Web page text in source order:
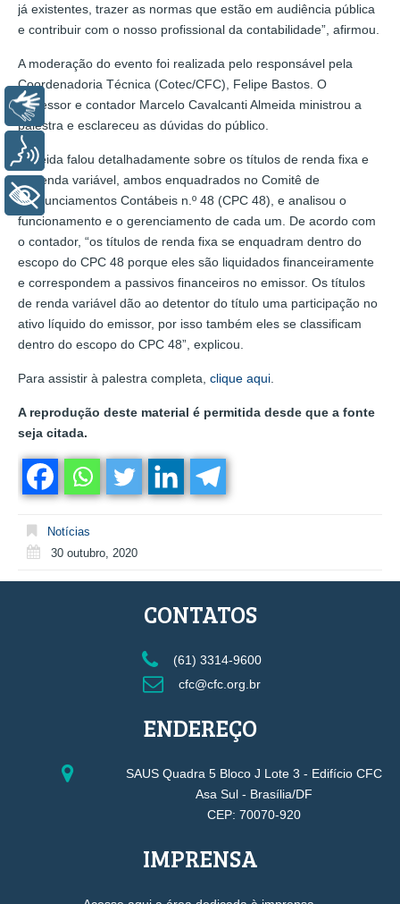
já existentes, trazer as normas que estão em audiência pública
e contribuir com o nosso profissional da contabilidade”, afirmou.
A moderação do evento foi realizada pelo responsável pela
Coordenadoria Técnica (Cotec/CFC), Felipe Bastos. O
professor e contador Marcelo Cavalcanti Almeida ministrou a
palestra e esclareceu as dúvidas do público.
Almeida falou detalhadamente sobre os títulos de renda fixa e
de renda variável, ambos enquadrados no Comitê de
Pronunciamentos Contábeis n.º 48 (CPC 48), e analisou o
funcionamento e o gerenciamento de cada um. De acordo com
o contador, “os títulos de renda fixa se enquadram dentro do
escopo do CPC 48 porque eles são liquidados financeiramente
e correspondem a passivos financeiros no emissor. Os títulos
de renda variável dão ao detentor do título uma participação no
ativo líquido do emissor, por isso também eles se classificam
dentro do escopo do CPC 48”, explicou.
Para assistir à palestra completa, clique aqui
A reprodução deste material é permitida desde que a fonte
seja citada.
Notícias
30 outubro, 2020
CONTATOS
(61) 3314-9600
cfc@cfc.org.br
ENDEREÇO
SAUS Quadra 5 Bloco J Lote 3 - Edifício CFC
Asa Sul - Brasília/DF
CEP: 70070-920
IMPRENSA
Libras
+ Acessibilidade